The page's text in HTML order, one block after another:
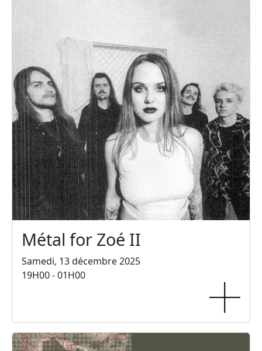
Métal for Zoé II
Samedi, 13 décembre 2025
19H00 - 01H00